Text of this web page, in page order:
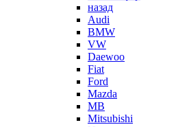
назад
Audi
BMW
VW
Daewoo
Fiat
Ford
Mazda
MB
Mitsubishi